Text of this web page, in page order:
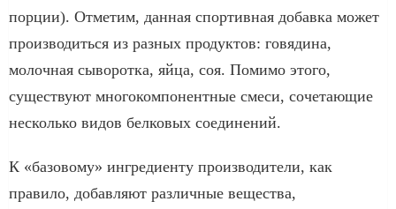
порции). Отметим, данная спортивная добавка может
производиться из разных продуктов: говядина,
молочная сыворотка, яйца, соя. Помимо этого,
существуют многокомпонентные смеси, сочетающие
несколько видов белковых соединений.
К «базовому» ингредиенту производители, как
правило, добавляют различные вещества,